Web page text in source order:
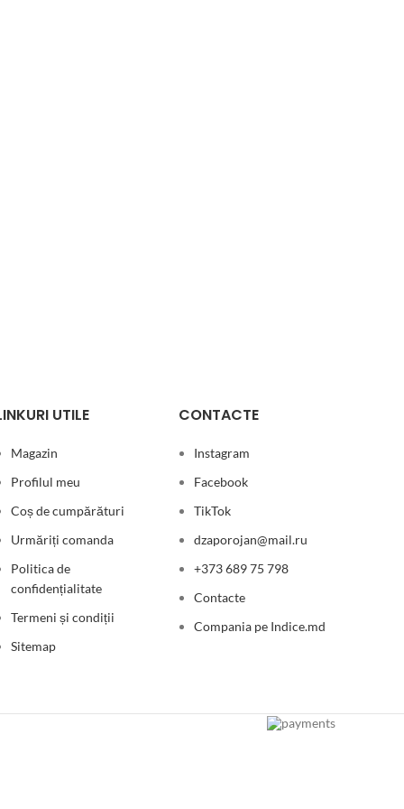
UTILE
Magazin
Profilul meu
Coș de cumpărături
Urmăriți comanda
Politica de
confidențialitate
Termeni și condiții
Sitemap
CONTACTE
Instagram
Facebook
TikTok
dzaporojan@mail.ru
+373 689 75 798
Contacte
Compania pe Indice.md